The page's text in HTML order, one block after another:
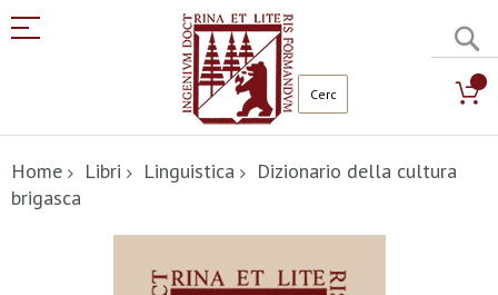
al
contenuto
Home Libri Linguistica
Dizionario della cultura
brigasca